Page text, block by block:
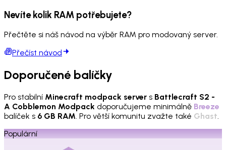
Nevíte kolik RAM potřebujete?
Přečtěte si náš návod na výběr RAM pro modovaný server.
Přečíst návod
Doporučené balíčky
Pro stabilní Minecraft modpack server s Battlecraft S2 -
A Cobblemon Modpack doporučujeme minimálně Breeze
balíček s 6 GB RAM. Pro větší komunitu zvažte také Ghast.
Populární